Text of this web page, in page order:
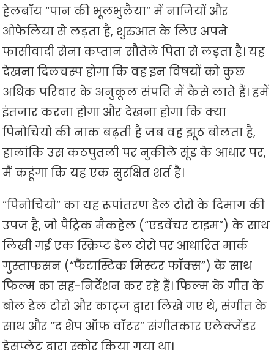
हेलबॉय “पान की भूलभुलैया” में नाजियों और
ओफेलिया से लड़ता है, शुरुआत के लिए अपने
फासीवादी सेना कप्तान सौतेले पिता से लड़ता है। यह
देखना दिलचस्प होगा कि वह इन विषयों को कुछ
अधिक परिवार के अनुकूल संपत्ति में कैसे लाते हैं। हमें
इंतजार करना होगा और देखना होगा कि क्या
पिनोचियो की नाक बढ़ती है जब वह झूठ बोलता है,
हालांकि उस कठपुतली पर नुकीले सूंड के आधार पर,
मैं कहूंगा कि यह एक सुरक्षित शर्त है।
“पिनोचियो” का यह रूपांतरण डेल टोरो के दिमाग की
उपज है, जो पैट्रिक मैकहेल (“एडवेंचर टाइम”) के साथ
लिखी गई एक स्क्रिप्ट डेल टोरो पर आधारित मार्क
गुस्ताफसन (“फैंटास्टिक मिस्टर फॉक्स”) के साथ
फिल्म का सह-निर्देशन कर रहे हैं। फिल्म के गीत के
बोल डेल टोरो और काट्ज द्वारा लिखे गए थे, संगीत के
साथ और “द शेप ऑफ वॉटर” संगीतकार एलेक्जेंडर
डेसप्लेट द्वारा स्कोर किया गया था।